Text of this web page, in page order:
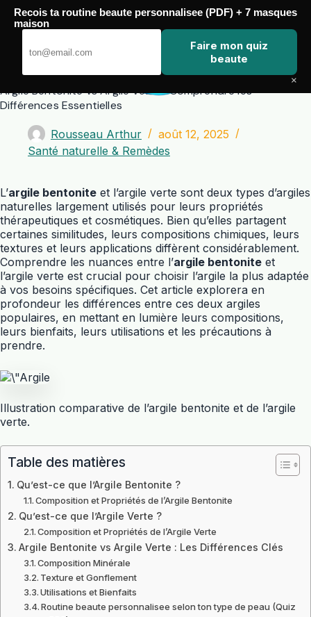
Passer
contenu
Argile Bentonite vs Argile Verte : Comprendre les
Différences Essentielles
Rousseau Arthur
août 12, 2025
Santé naturelle & Remèdes
L’argile bentonite et l’argile verte sont deux types d’argiles
naturelles largement utilisés pour leurs propriétés
thérapeutiques et cosmétiques. Bien qu’elles partagent
certaines similitudes, leurs compositions chimiques, leurs
textures et leurs applications diffèrent considérablement.
Comprendre les nuances entre l’argile bentonite et
l’argile verte est crucial pour choisir l’argile la plus adaptée
à vos besoins spécifiques. Cet article explorera en
profondeur les différences entre ces deux argiles
populaires, en mettant en lumière leurs compositions,
leurs bienfaits, leurs utilisations et les précautions à
prendre.
Illustration comparative de l’argile bentonite et de l’argile
verte.
Table des matières
Qu’est-ce que l’Argile Bentonite ?
Composition et Propriétés de l’Argile Bentonite
Qu’est-ce que l’Argile Verte ?
Composition et Propriétés de l’Argile Verte
Argile Bentonite vs Argile Verte : Les Différences Clés
Composition Minérale
Texture et Gonflement
Utilisations et Bienfaits
Routine beaute personnalisee selon ton type de peau (Quiz
Recois ta routine beaute personnalisee (PDF) + 7 masques
maison
Faire mon quiz
beaute
×